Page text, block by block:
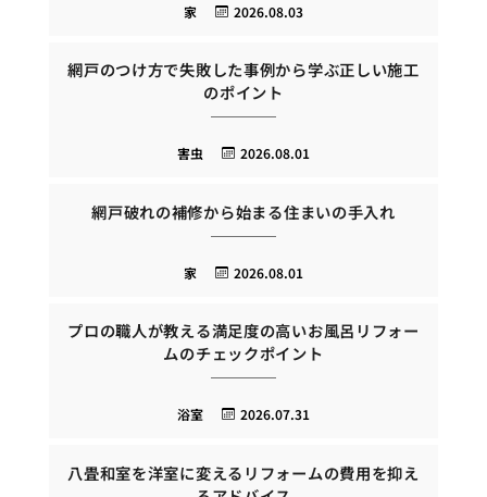
2026.08.03
家
網戸のつけ方で失敗した事例から学ぶ正しい施工
のポイント
2026.08.01
害虫
網戸破れの補修から始まる住まいの手入れ
2026.08.01
家
プロの職人が教える満足度の高いお風呂リフォー
ムのチェックポイント
2026.07.31
浴室
八畳和室を洋室に変えるリフォームの費用を抑え